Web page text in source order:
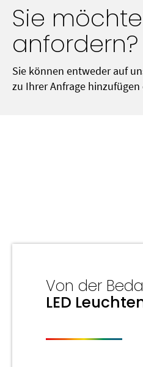
Sie
anfordern?
Sie können entweder auf
zu Ihrer Anfrage
Von der
LED